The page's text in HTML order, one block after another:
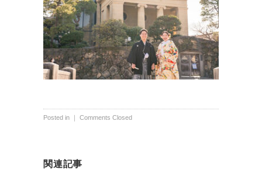
Posted in ｜ Comments Closed
関連記事